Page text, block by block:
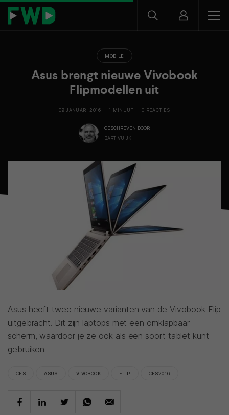
MOBILE
Asus brengt nieuwe Vivobook
Flipmodellen uit
09 JANUARI 2016 1 MINUUT 0 REACTIES
GESCHREVEN DOOR
BART VUIJK
Asus heeft twee nieuwe varianten van de Vivobook Flip
uitgebracht. Dit zijn laptops met een omklapbaar
scherm, waardoor je ze ook als een soort tablet kunt
gebruiken.
CES ASUS VIVOBOOK FLIP CES2016